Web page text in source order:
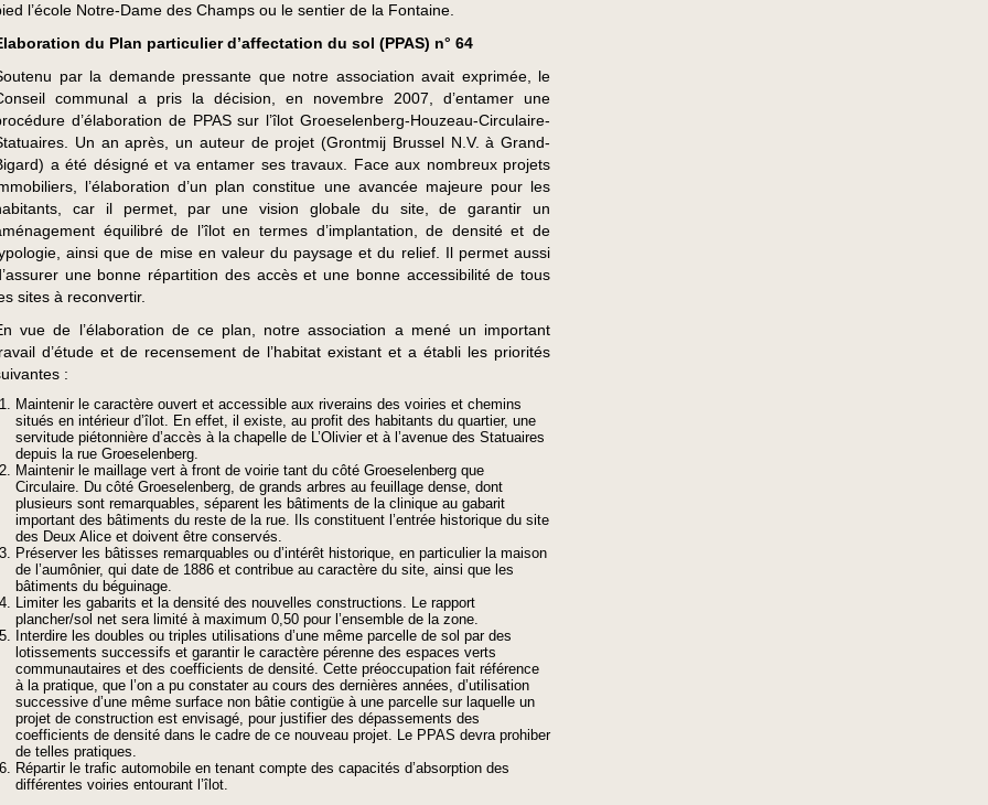
l’école Notre-Dame des Champs ou le sentier de la Fontaine.
du Plan particulier d’affectation du sol (PPAS) n° 64
par la demande pressante que notre association avait exprimée, le
communal a pris la décision, en novembre 2007, d’entamer une
d’élaboration de PPAS sur l’îlot Groeselenberg-Houzeau-Circulaire-
Un an après, un auteur de projet (Grontmij Brussel N.V. à Grand-
a été désigné et va entamer ses travaux. Face aux nombreux projets
l’élaboration d’un plan constitue une avancée majeure pour les
car il permet, par une vision globale du site, de garantir un
équilibré de l’îlot en termes d’implantation, de densité et de
ainsi que de mise en valeur du paysage et du relief. Il permet aussi
une bonne répartition des accès et une bonne accessibilité de tous
sites à reconvertir.
vue de l’élaboration de ce plan, notre association a mené un important
d’étude et de recensement de l’habitat existant et a établi les priorités
:
Maintenir le caractère ouvert et accessible aux riverains des voiries et chemins
situés en intérieur d’îlot. En effet, il existe, au profit des habitants du quartier, une
servitude piétonnière d’accès à la chapelle de L’Olivier et à l’avenue des Statuaires
depuis la rue Groeselenberg.
Maintenir le maillage vert à front de voirie tant du côté Groeselenberg que
Circulaire. Du côté Groeselenberg, de grands arbres au feuillage dense, dont
plusieurs sont remarquables, séparent les bâtiments de la clinique au gabarit
important des bâtiments du reste de la rue. Ils constituent l’entrée historique du site
des Deux Alice et doivent être conservés.
Préserver les bâtisses remarquables ou d’intérêt historique, en particulier la maison
de l’aumônier, qui date de 1886 et contribue au caractère du site, ainsi que les
bâtiments du béguinage.
Limiter les gabarits et la densité des nouvelles constructions. Le rapport
plancher/sol net sera limité à maximum 0,50 pour l’ensemble de la zone.
Interdire les doubles ou triples utilisations d’une même parcelle de sol par des
lotissements successifs et garantir le caractère pérenne des espaces verts
communautaires et des coefficients de densité. Cette préoccupation fait référence
à la pratique, que l’on a pu constater au cours des dernières années, d’utilisation
successive d’une même surface non bâtie contigüe à une parcelle sur laquelle un
projet de construction est envisagé, pour justifier des dépassements des
coefficients de densité dans le cadre de ce nouveau projet. Le PPAS devra prohiber
de telles pratiques.
Répartir le trafic automobile en tenant compte des capacités d’absorption des
différentes voiries entourant l’îlot.